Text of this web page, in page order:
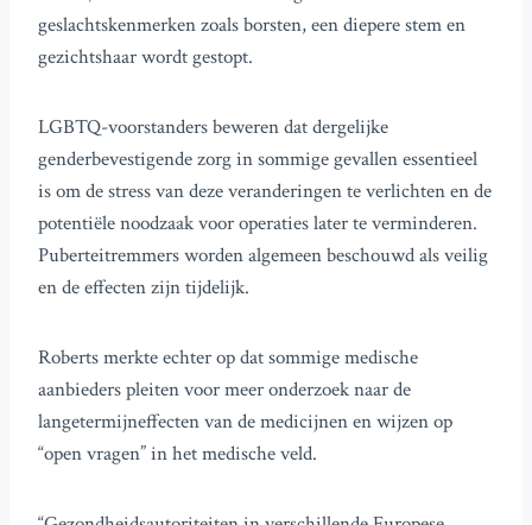
geslachtskenmerken zoals borsten, een diepere stem en
gezichtshaar wordt gestopt.
LGBTQ-voorstanders beweren dat dergelijke
genderbevestigende zorg in sommige gevallen essentieel
is om de stress van deze veranderingen te verlichten en de
potentiële noodzaak voor operaties later te verminderen.
Puberteitremmers worden algemeen beschouwd als veilig
en de effecten zijn tijdelijk.
Roberts merkte echter op dat sommige medische
aanbieders pleiten voor meer onderzoek naar de
langetermijneffecten van de medicijnen en wijzen op
“open vragen” in het medische veld.